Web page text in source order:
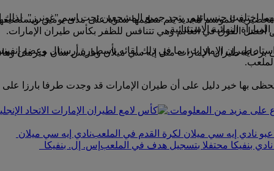
الفرق في العالم وهي تتنافس للظفر بكأس طيران الإمارات.
في العام 2007، تنافست أندية تحظى برعاية طيران الإمارات مثل إيه سي ميلان
تحظى بها خير دليل على أن طيران الإمارات قد وجدت طرفا بارزا على
طيران الإمارات، بما في ذلك لقائه بأسطورة أرسنال وعضو
على مزيد من المعلومات.
نادي إيه سي ميلان
إس. إل. بنفيكا